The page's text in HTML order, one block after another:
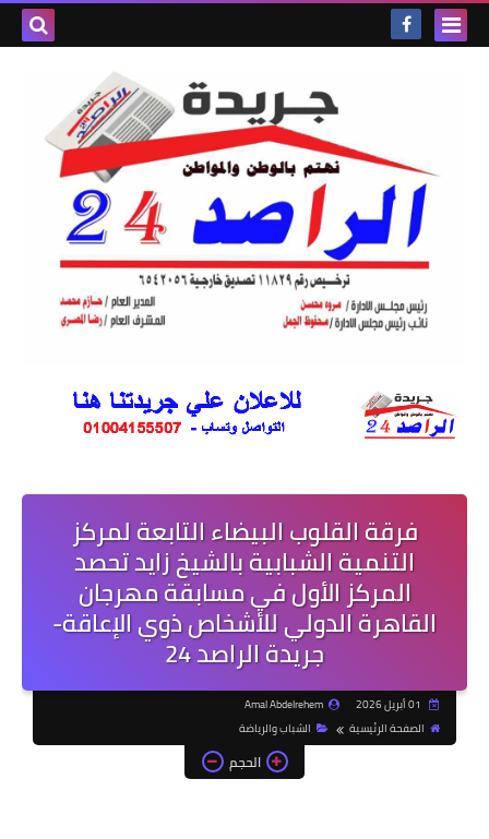
فرقة القلوب البيضاء التابعة لمركز
التنمية الشبابية بالشيخ زايد تحصد
المركز الأول في مسابقة مهرجان
القاهرة الدولي للأشخاص ذوي الإعاقة-
جريدة الراصد 24
Amal Abdelrehem
الصفحة الرئيسية
الشباب والرياضة
الحجم